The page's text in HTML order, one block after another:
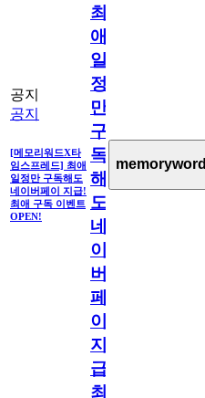
공지
공지
[메모리워드X타
임스프레드] 최애
일정만 구독해도
네이버페이 지급!
최애 구독 이벤트
OPEN!
최
애
일
정
만
구
독
해
도
네
이
버
페
이
지
급!
최
memoryword